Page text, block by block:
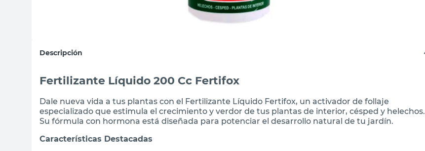
Descripción
Fertilizante Líquido 200 Cc Fertifox
Dale nueva vida a tus plantas con el Fertilizante Líquido Fertifox, un activador de follaje
especializado que estimula el crecimiento y verdor de tus plantas de interior, césped y helechos.
Su fórmula con hormona está diseñada para potenciar el desarrollo natural de tu jardín.
Características Destacadas